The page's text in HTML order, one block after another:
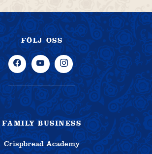
FÖLJ OSS
FAMILY BUSINESS
Crispbread Academy